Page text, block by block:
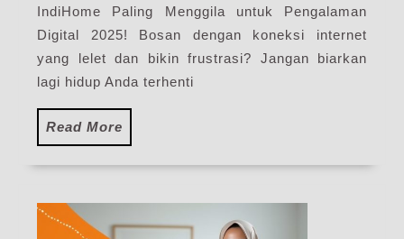
IndiHome Paling Menggila untuk Pengalaman
Digital 2025! Bosan dengan koneksi internet
yang lelet dan bikin frustrasi? Jangan biarkan
lagi hidup Anda terhenti
Read More
More